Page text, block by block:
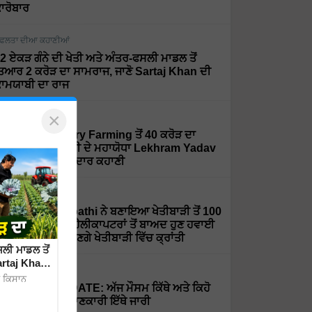
ਦੀਆ ਕਹਾਣੀਆਂ
ਏਕੜ ਗੰਨੇ ਦੀ ਖੇਤੀ ਅਤੇ ਅੰਤਰ-ਫਸਲੀ ਮਾਡਲ ਤੋਂ
2 ਕਰੋੜ ਦਾ ਸਾਮਰਾਜ, ਜਾਣੋ Sartaj Khan ਦੀ
ਦਾ ਰਾਜ
ਦੀਆ ਕਹਾਣੀਆਂ
Organic ਅਤੇ Dairy Farming ਤੋਂ 40 ਕਰੋੜ ਦਾ
ਦੇਖੋ ਮਿੱਟੀ ਦੇ ਮਹਾਯੋਧਾ Lekhram Yadav
ਸਫਲਤਾ ਦੀ ਸ਼ਾਨਦਾਰ ਕਹਾਣੀ
ਦੀਆ ਕਹਾਣੀਆਂ
Dr. Rajaram Tripathi ਨੇ ਬਣਾਇਆ ਖੇਤੀਬਾੜੀ ਤੋਂ 100
ਦਾ ਕਾਰੋਬਾਰ, ਹੈਲੀਕਾਪਟਰਾਂ ਤੋਂ ਬਾਅਦ ਹੁਣ ਹਵਾਈ
ਨਾਲ ਲਿਆਉਣਗੇ ਖੇਤੀਬਾੜੀ ਵਿੱਚ ਕ੍ਰਾਂਤੀ
UPDATE: ਅੱਜ ਮੌਸਮ ਕਿੱਥੇ ਅਤੇ ਕਿਹੋ
ਜਿਹਾ ਰਹੇਗਾ, ਪੂਰੀ ਜਾਣਕਾਰੀ ਇੱਥੇ ਜਾਰੀ
×
ਮਾਡਲ ਤੋਂ
Khan